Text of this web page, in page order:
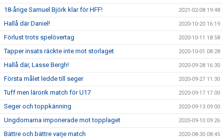
18-årige Samuel Björk klar för HFF! 2021-02-08 19:48
Hallå där Daniel! 2020-10-20 16:19
Förlust trots spelövertag 2020-10-11 18:58
Tapper insats räckte inte mot storlaget 2020-10-01 08:28
Hallå där, Lasse Bergh! 2020-09-28 16:30
Första målet ledde till seger 2020-09-27 11:30
Tuff men lärorik match för U17 2020-09-17 17:00
Seger och toppkänning 2020-09-13 09:00
Ungdomarna imponerade mot topplaget 2020-09-10 09:26
Bättre och bättre varje match 2020-08-30 08:45